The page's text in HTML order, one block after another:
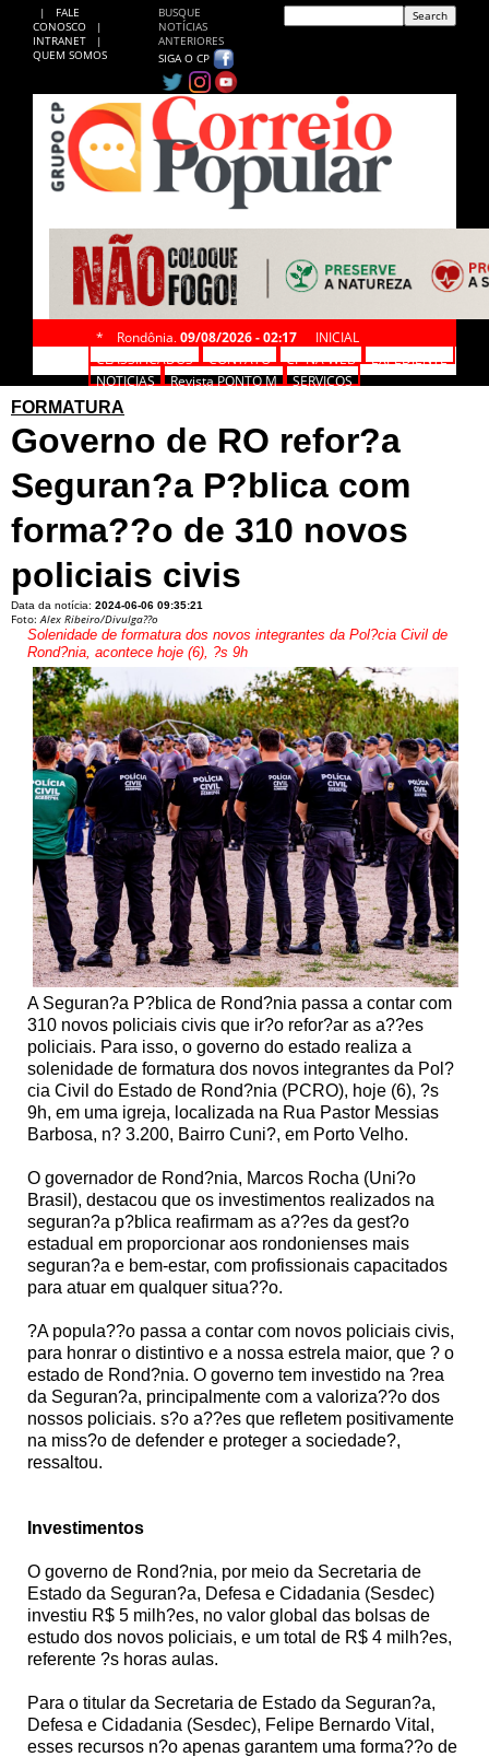
|
FALE
CONOSCO
|
INTRANET
|
QUEM SOMOS
BUSQUE
NOTÍCIAS
ANTERIORES
SIGA O CP
* Rondônia, 09/08/2026 - 02:17
INICIAL
CLASSIFICADOS
CONTATO CP NA WEB
EXPEDIENTE
NOTÍCIAS
Revista PONTO M
SERVIÇOS
FORMATURA
Governo de RO refor?a
Seguran?a P?blica com
forma??o de 310 novos
policiais civis
Data da notícia: 2024-06-06 09:35:21
Foto:Alex Ribeiro/Divulga??o
Solenidade de formatura dos novos integrantes da Pol?cia Civil de
Rond?nia, acontece hoje (6), ?s 9h
A Seguran?a P?blica de Rond?nia passa a contar com
310 novos policiais civis que ir?o refor?ar as a??es
policiais. Para isso, o governo do estado realiza a
solenidade de formatura dos novos integrantes da Pol?
cia Civil do Estado de Rond?nia (PCRO), hoje (6), ?s
9h, em uma igreja, localizada na Rua Pastor Messias
Barbosa, n? 3.200, Bairro Cuni?, em Porto Velho.
O governador de Rond?nia, Marcos Rocha (Uni?o
Brasil), destacou que os investimentos realizados na
seguran?a p?blica reafirmam as a??es da gest?o
estadual em proporcionar aos rondonienses mais
seguran?a e bem-estar, com profissionais capacitados
para atuar em qualquer situa??o.
?A popula??o passa a contar com novos policiais civis,
para honrar o distintivo e a nossa estrela maior, que ? o
estado de Rond?nia. O governo tem investido na ?rea
da Seguran?a, principalmente com a valoriza??o dos
nossos policiais. s?o a??es que refletem positivamente
na miss?o de defender e proteger a sociedade?,
ressaltou.
Investimentos
O governo de Rond?nia, por meio da Secretaria de
Estado da Seguran?a, Defesa e Cidadania (Sesdec)
investiu R$ 5 milh?es, no valor global das bolsas de
estudo dos novos policiais, e um total de R$ 4 milh?es,
referente ?s horas aulas.
Para o titular da Secretaria de Estado da Seguran?a,
Defesa e Cidadania (Sesdec), Felipe Bernardo Vital,
esses recursos n?o apenas garantem uma forma??o de